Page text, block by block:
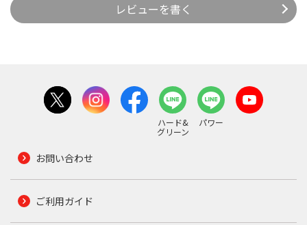
レビューを書く
ハード&
グリーン
パワー
お問い合わせ
ご利用ガイド